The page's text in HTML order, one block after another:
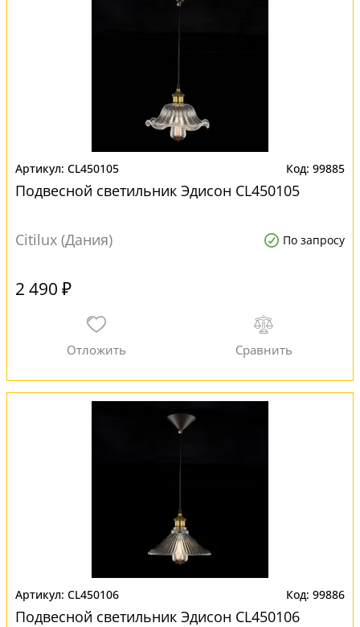
CL450105 99885
Подвесной светильник Эдисон CL450105
Citilux (Дания) По запросу
2 490 ₽
CL450106 99886
Подвесной светильник Эдисон CL450106